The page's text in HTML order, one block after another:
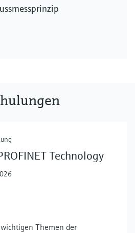
Technology
Themen der